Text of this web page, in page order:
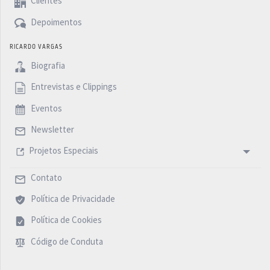
Depoimentos
RICARDO VARGAS
Biografia
Entrevistas e Clippings
Eventos
Newsletter
Projetos Especiais
Contato
Política de Privacidade
Política de Cookies
Código de Conduta